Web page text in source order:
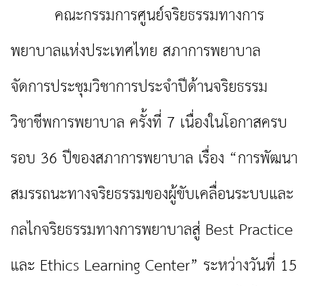
คณะกรรมการศูนย์จริยธรรมทางการ
พยาบาลแห่งประเทศไทย สภาการพยาบาล
จัดการประชุมวิชาการประจำปีด้านจริยธรรม
วิชาชีพการพยาบาล ครั้งที่ 7 เนื่องในโอกาสครบ
รอบ 36 ปีของสภาการพยาบาล เรื่อง “การพัฒนา
สมรรถนะทางจริยธรรมของผู้ขับเคลื่อนระบบและ
กลไกจริยธรรมทางการพยาบาลสู่ Best Practice
และ Ethics Learning Center” ระหว่างวันที่ 15